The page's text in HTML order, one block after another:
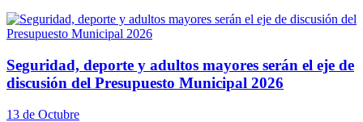
Seguridad, deporte y adultos mayores serán el eje de
discusión del Presupuesto Municipal 2026
13 de Octubre